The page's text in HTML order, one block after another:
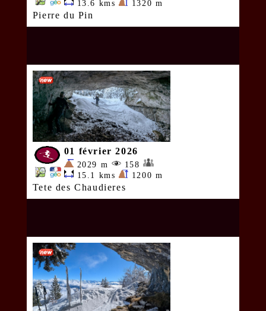
13.6 kms
1320 m
Pierre du Pin
01 février 2026
2029 m
158
15.1 kms
1200 m
Tete des Chaudieres